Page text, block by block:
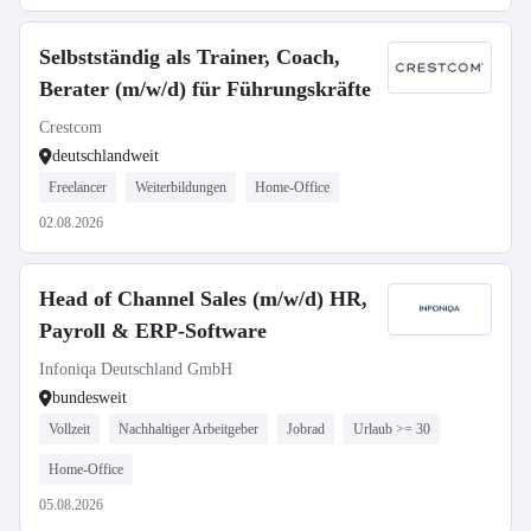
Selbstständig als Trainer, Coach,
Berater (m/w/d) für Führungskräfte
Crestcom
deutschlandweit
Freelancer Weiterbildungen Home-Office
02.08.2026
Head of Channel Sales (m/w/d) HR,
Payroll & ERP-Software
Infoniqa Deutschland GmbH
bundesweit
Vollzeit Nachhaltiger Arbeitgeber Jobrad Urlaub >= 30
Home-Office
05.08.2026